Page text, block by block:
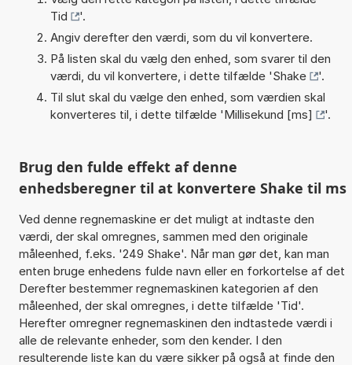
Tid
'.
Angiv derefter den værdi, som du vil konvertere.
På listen skal du vælg den enhed, som svarer til den
værdi, du vil konvertere, i dette tilfælde 'Shake
'.
Til slut skal du vælge den enhed, som værdien skal
konverteres til, i dette tilfælde 'Millisekund [ms] '.
Brug den fulde effekt af denne
enhedsberegner til at konvertere Shake til ms
Ved denne regnemaskine er det muligt at indtaste den
værdi, der skal omregnes, sammen med den originale
måleenhed, f.eks. '249 Shake'. Når man gør det, kan man
enten bruge enhedens fulde navn eller en forkortelse af det
Derefter bestemmer regnemaskinen kategorien af den
måleenhed, der skal omregnes, i dette tilfælde 'Tid'.
Herefter omregner regnemaskinen den indtastede værdi i
alle de relevante enheder, som den kender. I den
resulterende liste kan du være sikker på også at finde den